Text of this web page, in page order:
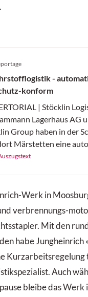
-
konform
| Stöcklin
Lagerhaus AG
Group haben in der
Märstetten eine
und
Werk in
verbrennungs-
Mit den
habe Jungheinrich
Kurzarbeitsregelung
Auch
bleibe das Werk